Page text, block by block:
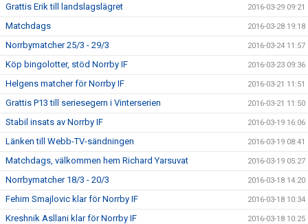
Grattis Erik till landslagslägret 2016-03-29 09:21
Matchdags 2016-03-28 19:18
Norrbymatcher 25/3 - 29/3 2016-03-24 11:57
Köp bingolotter, stöd Norrby IF 2016-03-23 09:36
Helgens matcher för Norrby IF 2016-03-21 11:51
Grattis P13 till seriesegern i Vinterserien 2016-03-21 11:50
Stabil insats av Norrby IF 2016-03-19 16:06
Länken till Webb-TV-sändningen 2016-03-19 08:41
Matchdags, välkommen hem Richard Yarsuvat 2016-03-19 05:27
Norrbymatcher 18/3 - 20/3 2016-03-18 14:20
Fehim Smajlovic klar för Norrby IF 2016-03-18 10:34
Kreshnik Asllani klar för Norrby IF 2016-03-18 10:25